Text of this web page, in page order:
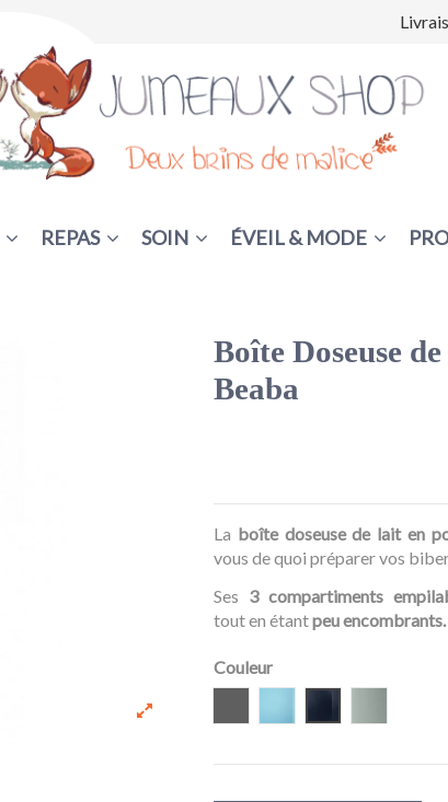
REPAS SOIN ÉVEIL & MODE
Boîte Doseuse
Beaba
La boîte doseuse de lait en
vous de quoi préparer vos
Ses 3 compartiments
tout en étantpeu encombrants.
Couleur
Bleu CielBleu Marine